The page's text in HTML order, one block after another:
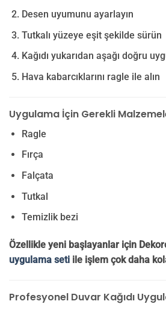
Desen uyumunu ayarlayın
Tutkalı yüzeye eşit şekilde sürün
Kağıdı yukarıdan aşağı doğru
Hava kabarcıklarını ragle ile alın
Uygulama İçin Gerekli
Ragle
Fırça
Falçata
Tutkal
Temizlik bezi
Özellikle yeni başlayanlar için
uygulama seti ile işlem çok daha
Profesyonel Duvar Kağıdı